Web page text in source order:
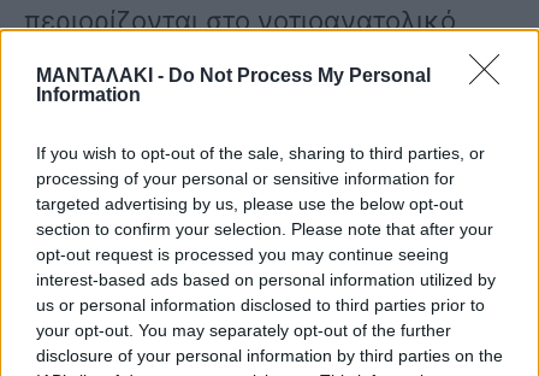
ΜΑΝΤΑΛΑΚΙ - Do Not Process My Personal
Information
If you wish to opt-out of the sale, sharing to third parties, or
processing of your personal or sensitive information for
targeted advertising by us, please use the below opt-out
section to confirm your selection. Please note that after your
opt-out request is processed you may continue seeing
interest-based ads based on personal information utilized by
us or personal information disclosed to third parties prior to
your opt-out. You may separately opt-out of the further
disclosure of your personal information by third parties on the
περιορίζονται στο νοτιοανατολικό
Αιγαίο και προς τα βορειοδυτικά, με
τους νοτιάδες να επιμένουν.
Επίσης, και την Παρασκευή (1/12)
αναμένεται να έχουμε ένα ανάλογο
καιρικό μοτίβο, καθώς θα σημειωθούν
βροχές στο ανατολικό και